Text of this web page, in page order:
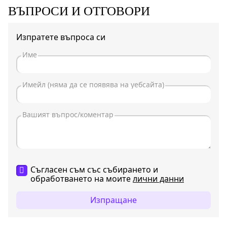
ВЪПРОСИ И ОТГОВОРИ
Изпратете въпроса си
Съгласен съм със събирането и
обработването на моителични данни
Изпращане